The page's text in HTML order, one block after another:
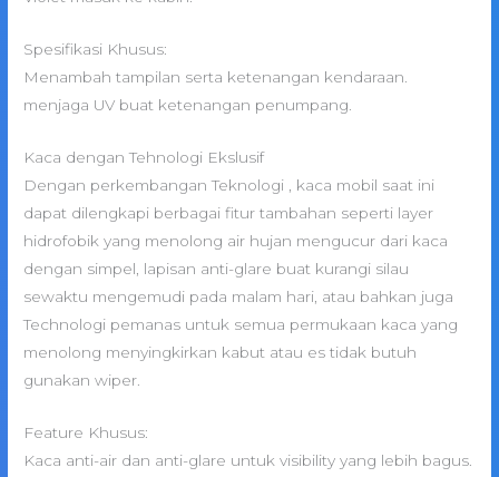
Spesifikasi Khusus:
Menambah tampilan serta ketenangan kendaraan.
menjaga UV buat ketenangan penumpang.
Kaca dengan Tehnologi Ekslusif
Dengan perkembangan Teknologi , kaca mobil saat ini
dapat dilengkapi berbagai fitur tambahan seperti layer
hidrofobik yang menolong air hujan mengucur dari kaca
dengan simpel, lapisan anti-glare buat kurangi silau
sewaktu mengemudi pada malam hari, atau bahkan juga
Technologi pemanas untuk semua permukaan kaca yang
menolong menyingkirkan kabut atau es tidak butuh
gunakan wiper.
Feature Khusus:
Kaca anti-air dan anti-glare untuk visibility yang lebih bagus.